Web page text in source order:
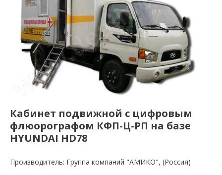
Кабинет подвижной с цифровым
флюорографом КФП-Ц-РП на базе
HYUNDAI HD78
Производитель: Группа компаний "АМИКО", (Россия)